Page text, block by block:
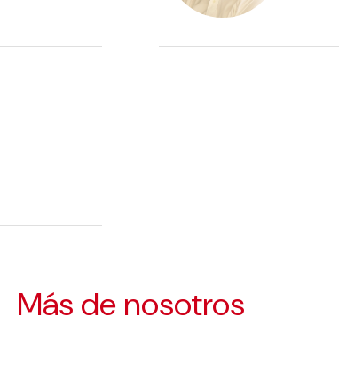
Más de nosotros